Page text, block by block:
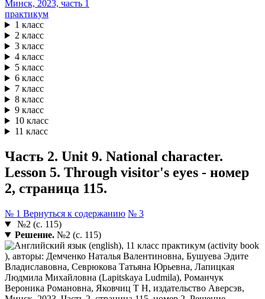
практикум
1 класс
2 класс
3 класс
4 класс
5 класс
6 класс
7 класс
8 класс
9 класс
10 класс
11 класс
Часть 2. Unit 9. National character.
Lesson 5. Through visitor's eyes - номер
2, страница 115.
№ 1 Вернуться к содержанию № 3
№2 (с. 115)
Решение.№2 (с. 115)